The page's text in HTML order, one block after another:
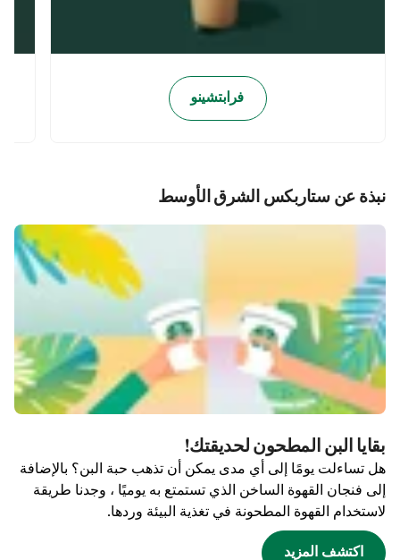
فرابتشينو
نبذة عن ستاربكس الشرق الأوسط
بقايا البن المطحون لحديقتك!
هل تساءلت يومًا إلى أي مدى يمكن أن تذهب حبة البن؟ بالإضافة
إلى فنجان القهوة الساخن الذي تستمتع به يوميًا ، وجدنا طريقة
لاستخدام القهوة المطحونة في تغذية البيئة وردها.
اكتشف المزيد